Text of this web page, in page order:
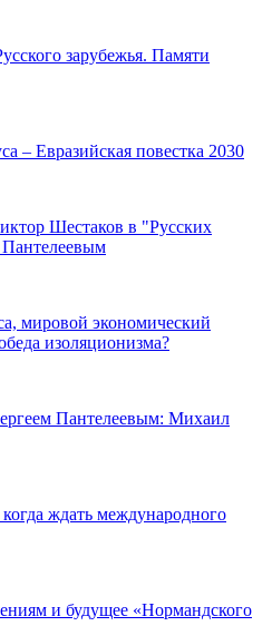
зарубежья. Памяти
– Евразийская повестка 2030
Шестаков в "Русских
Пантелеевым
мировой экономический
изоляционизма?
Пантелеевым: Михаил
ждать международного
и будущее «Нормандского